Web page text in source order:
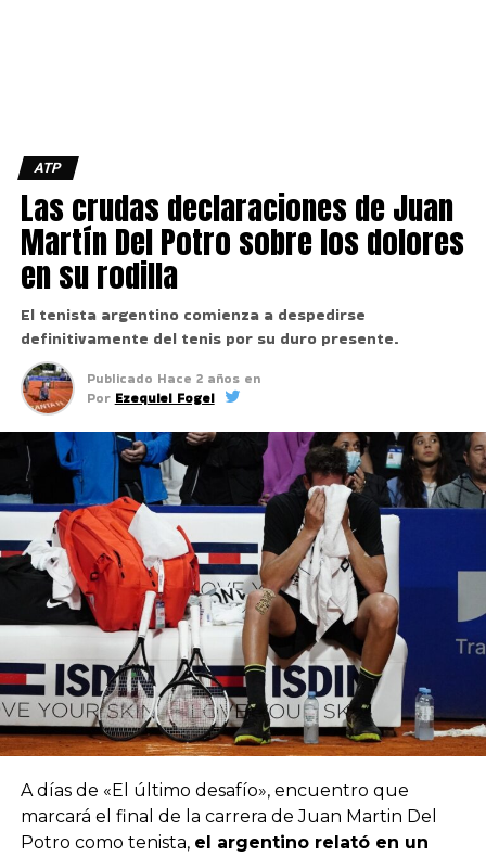
ATP
Las crudas declaraciones de Juan
Martín Del Potro sobre los dolores
en su rodilla
El tenista argentino comienza a despedirse
definitivamente del tenis por su duro presente.
Publicado Hace 2 años en
Por Ezequiel Fogel
A días de «El último desafío», encuentro que
marcará el final de la carrera de Juan Martin Del
Potro como tenista, el argentino relató en un